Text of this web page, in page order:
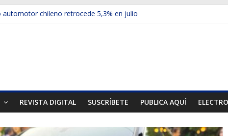
automotor chileno retrocede 5,3% en julio
presentó la recién estrenada Bolden en la Expo Compras Públicas
mercado internacional en lanzar la nueva Maxus T70
REVISTA DIGITAL SUSCRÍBETE PUBLICA AQUÍ